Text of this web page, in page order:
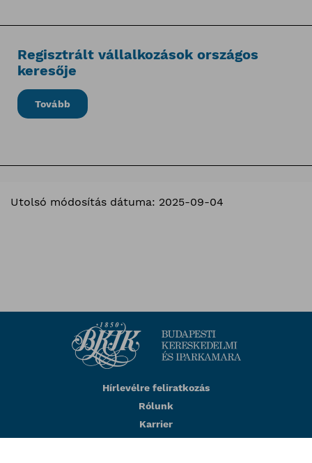
Regisztrált vállalkozások országos
keresője
Tovább
Utolsó módosítás dátuma: 2025-09-04
Hírlevélre feliratkozás
Rólunk
Karrier